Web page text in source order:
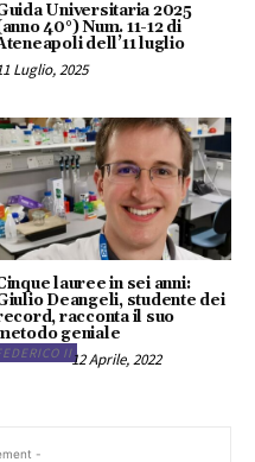
Universitaria 2025
40°) Num. 11-12 di
dell’11 luglio
Luglio, 2025
lauree in sei anni:
Deangeli, studente dei
racconta il suo
geniale
II12 Aprile, 2022
-